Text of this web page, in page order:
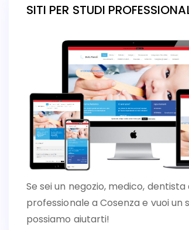
SITI PER STUDI
Se sei un negozio, medico, dentista
professionale a Cosenza e vuoi un
possiamo aiutarti!